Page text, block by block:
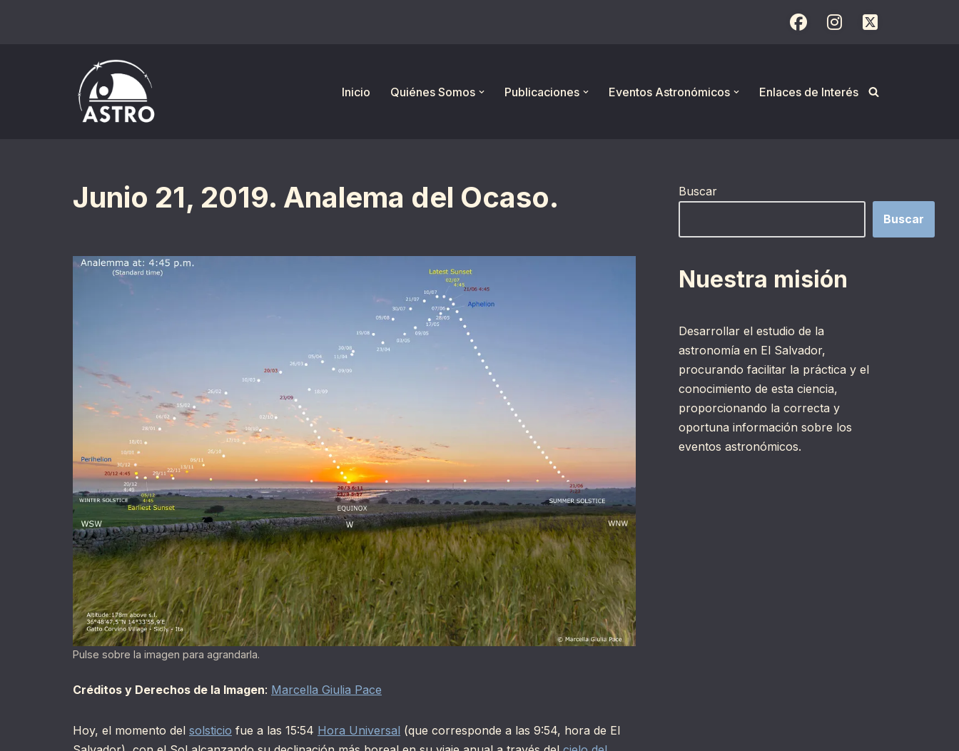
Inicio
Quiénes Somos Publicaciones Eventos Astronómicos Enlaces de Interés
Junio 21, 2019. Analema del Ocaso.
Pulse sobre la imagen para agrandarla.
Créditos y Derechos de la Imagen: Marcella Giulia Pace
Hoy, el momento del solsticio fue a las 15:54 Hora Universal (que corresponde a las 9:54, hora de El
Buscar
Buscar
Nuestra misión
Desarrollar el estudio de la
astronomía en El Salvador,
procurando facilitar la práctica y el
conocimiento de esta ciencia,
proporcionando la correcta y
oportuna información sobre los
eventos astronómicos.